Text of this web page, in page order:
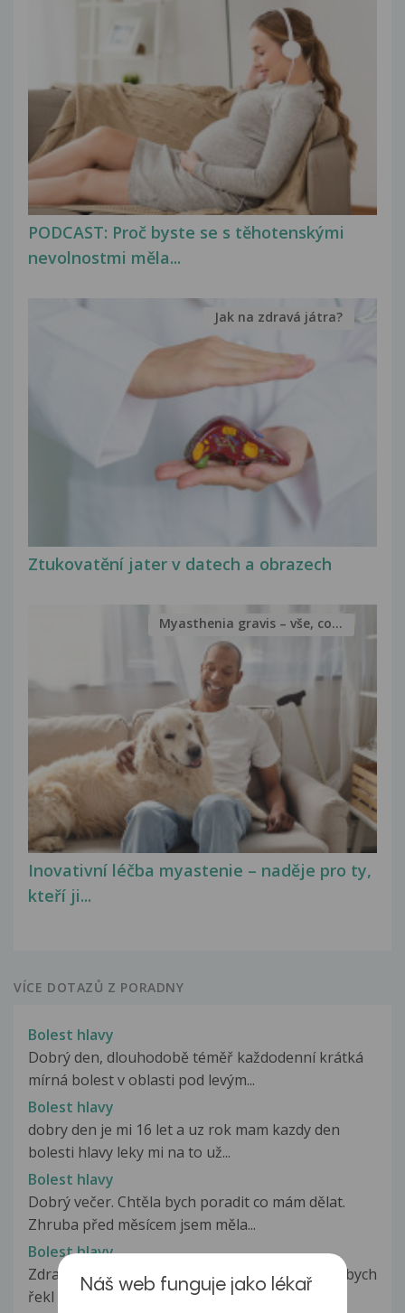
PODCAST: Proč byste se s těhotenskými
nevolnostmi měla...
Ztukovatění jater v datech a obrazech
Jak na zdravá játra?
Inovativní léčba myastenie – naděje pro ty,
kteří ji...
Myasthenia gravis – vše, co...
VÍCE DOTAZŮ Z PORADNY
Bolest hlavy
Dobrý den, dlouhodobě téměř každodenní krátká
mírná bolest v oblasti pod levým...
Bolest hlavy
dobry den je mi 16 let a uz rok mam kazdy den
bolesti hlavy leky mi na to už...
Bolest hlavy
Dobrý večer. Chtěla bych poradit co mám dělat.
Zhruba před měsícem jsem měla...
Bolest hlavy
Zdravím poslední dobou mě bolí hlava a občas bych
řekl že i točí začal jsem...
Náš web funguje jako lékař